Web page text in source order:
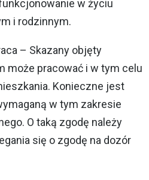
w życiu
i rodzinnym.
– Skazany objęty
może pracować i w tym celu
Konieczne jest
w tym zakresie
O taką zgodę należy
się o zgodę na dozór